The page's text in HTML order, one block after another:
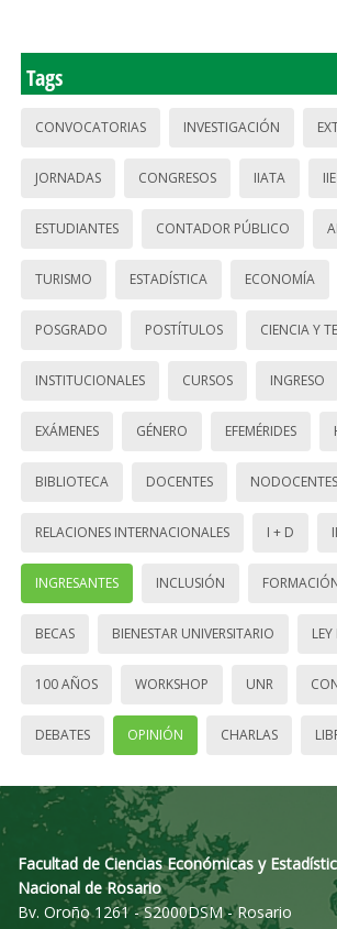
Tags
CONVOCATORIAS INVESTIGACIÓN
JORNADAS CONGRESOS IIATA IIE
ESTUDIANTES CONTADOR PÚBLICO
TURISMO ESTADÍSTICA ECONOMÍA
POSGRADO POSTÍTULOS CIENCIA Y
INSTITUCIONALES CURSOS INGRESO
EXÁMENES GÉNERO EFEMÉRIDES
BIBLIOTECA DOCENTES NODOCENTES
RELACIONES INTERNACIONALES I + D
INGRESANTES INCLUSIÓN
BECAS BIENESTAR UNIVERSITARIO
100 AÑOS WORKSHOP UNR
DEBATES OPINIÓN CHARLAS
Facultad de Ciencias Económicas y
Nacional de Rosario
Bv. Oroño 1261 - S2000DSM - Rosario